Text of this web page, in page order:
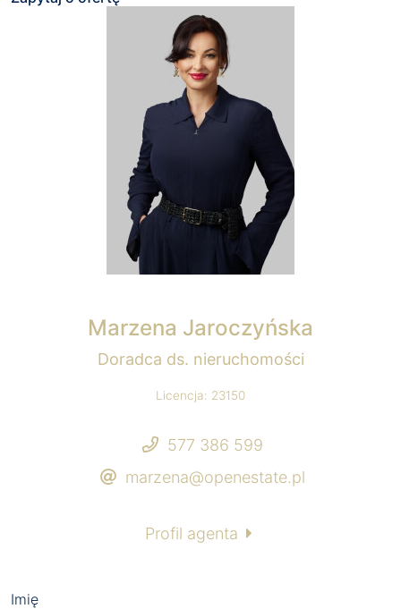
Marzena Jaroczyńska
Doradca ds. nieruchomości
Licencja: 23150
577 386 599
marzena@openestate.pl
Profil agenta
Imię